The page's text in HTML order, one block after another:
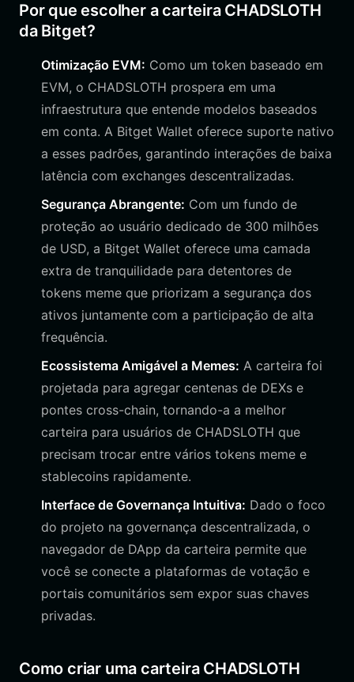
Por que escolher a carteira CHADSLOTH
da Bitget?
Otimização EVM: Como um token baseado em
EVM, o CHADSLOTH prospera em uma
infraestrutura que entende modelos baseados
em conta. A Bitget Wallet oferece suporte nativo
a esses padrões, garantindo interações de baixa
latência com exchanges descentralizadas.
Segurança Abrangente: Com um fundo de
proteção ao usuário dedicado de 300 milhões
de USD, a Bitget Wallet oferece uma camada
extra de tranquilidade para detentores de
tokens meme que priorizam a segurança dos
ativos juntamente com a participação de alta
frequência.
Ecossistema Amigável a Memes: A carteira foi
projetada para agregar centenas de DEXs e
pontes cross-chain, tornando-a a melhor
carteira para usuários de CHADSLOTH que
precisam trocar entre vários tokens meme e
stablecoins rapidamente.
Interface de Governança Intuitiva: Dado o foco
do projeto na governança descentralizada, o
navegador de DApp da carteira permite que
você se conecte a plataformas de votação e
portais comunitários sem expor suas chaves
privadas.
Como criar uma carteira CHADSLOTH